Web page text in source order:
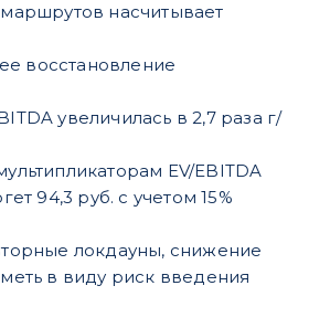
насчитывает
восстановление
увеличилась в 2,7 раза г/
EV/EBITDA
94,3 руб. с учетом 15%
локдауны, снижение
в виду риск введения